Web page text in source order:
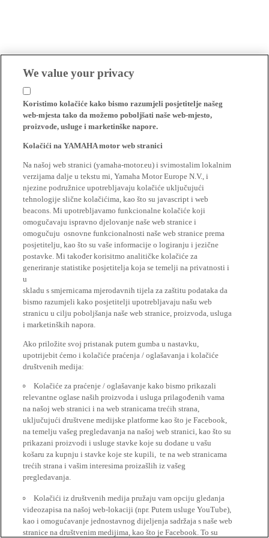
We value your privacy
Koristimo kolačiće kako bismo razumjeli posjetitelje našeg
web-mjesta tako da možemo poboljšati naše web-mjesto,
proizvode, usluge i marketinške napore.
Kolačići na YAMAHA motor web stranici
Na našoj web stranici (yamaha-motor.eu) i svimostalim lokalnim
verzijama dalje u tekstu mi, Yamaha Motor Europe N.V., i
njezine podružnice upotrebljavaju kolačiće uključujući
tehnologije slične kolačićima, kao što su javascript i web
beacons. Mi upotrebljavamo funkcionalne kolačiće koji
omogučavaju ispravno djelovanje naše web stranice i
omogučuju osnovne funkcionalnosti naše web stranice prema
posjetitelju, kao što su vaše informacije o logiranju i jezične
postavke. Mi također korisitmo analitičke kolačiće za
generiranje statistike posjetitelja koja se temelji na privatnosti i
u
skladu s smjernicama mjerodavnih tijela za zaštitu podataka da
bismo razumjeli kako posjetitelji upotrebljavaju našu web
stranicu u cilju poboljšanja naše web stranice, proizvoda, usluga
i marketinških napora.
Ako priložite svoj pristanak putem gumba u nastavku,
upotrijebit ćemo i kolačiće praćenja / oglašavanja i kolačiće
društvenih medija:
Kolačiće za praćenje / oglašavanje kako bismo prikazali
relevantne oglase naših proizvoda i usluga prilagođenih vama
na našoj web stranici i na web stranicama trećih strana,
uključujući društvene medijske platforme kao što je Facebook,
na temelju vašeg pregledavanja na našoj web stranici, kao što su
prikazani proizvodi i usluge stavke koje su dodane u vašu
košaru za kupnju i stavke koje ste kupili, te na web stranicama
trećih strana i vašim interesima proizašlih iz vašeg
pregledavanja.
Kolačići iz društvenih medija pružaju vam opciju gledanja
videozapisa na našoj web-lokaciji (npr. Putem usluge YouTube),
kao i omogućavanje jednostavnog dijeljenja sadržaja s naše web
stranice na društvenim medijima, kao što je Facebook. To su